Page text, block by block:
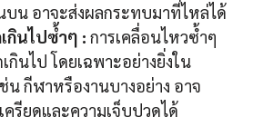
น อาจะส่งผลกระทบมาที่ไหล่ได้
กินไปซ้ำๆ : การเคลื่อนไหวซ้ำๆ
กินไป โดยเฉพาะอย่างยิ่งใน
น กีฬาหรืองานบางอย่าง อาจ
ครียดและความเจ็บปวดได้